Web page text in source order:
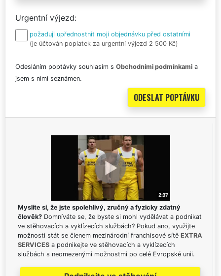
Urgentní výjezd
požaduji upřednostnit moji objednávku před ostatními
(je účtován poplatek za urgentní výjezd 2 500 Kč)
Odesláním poptávky souhlasím s Obchodními podmínkami a
jsem s nimi seznámen.
Myslíte si, že jste spolehlivý, zručný a fyzicky zdatný
člověk? Domníváte se, že byste si mohl vydělávat a podnikat
ve stěhovacích a vyklízecích službách? Pokud ano, využijte
možnosti stát se členem mezinárodní franchisové sítě EXTRA
SERVICES a podnikejte ve stěhovacích a vyklízecích
službách s neomezenými možnostmi po celé Evropské unii.